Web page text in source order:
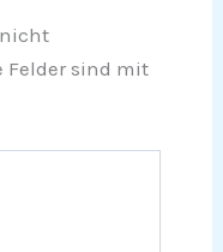
Felder sind mit